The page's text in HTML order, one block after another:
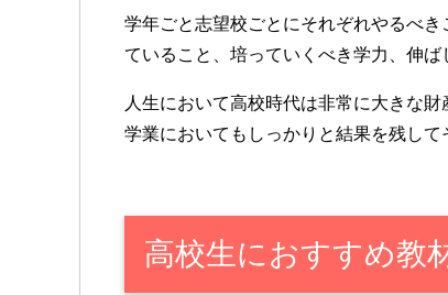
学年ごと志望校ごとにそれぞれやるべ
ていること、培っていくべき学力、伸
人生において高校時代は非常に大きな財
学業においてもしっかりと結果を残して
高校生におすすめ教